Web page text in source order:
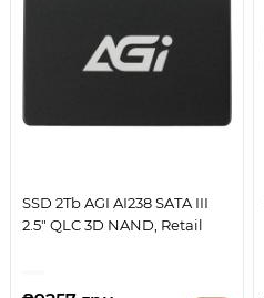
SSD 2Tb AGI AI238 SATA III
2.5" QLC 3D NAND, Retail